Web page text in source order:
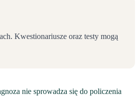
Kwestionariusze oraz testy mogą
nie sprowadza się do policzenia